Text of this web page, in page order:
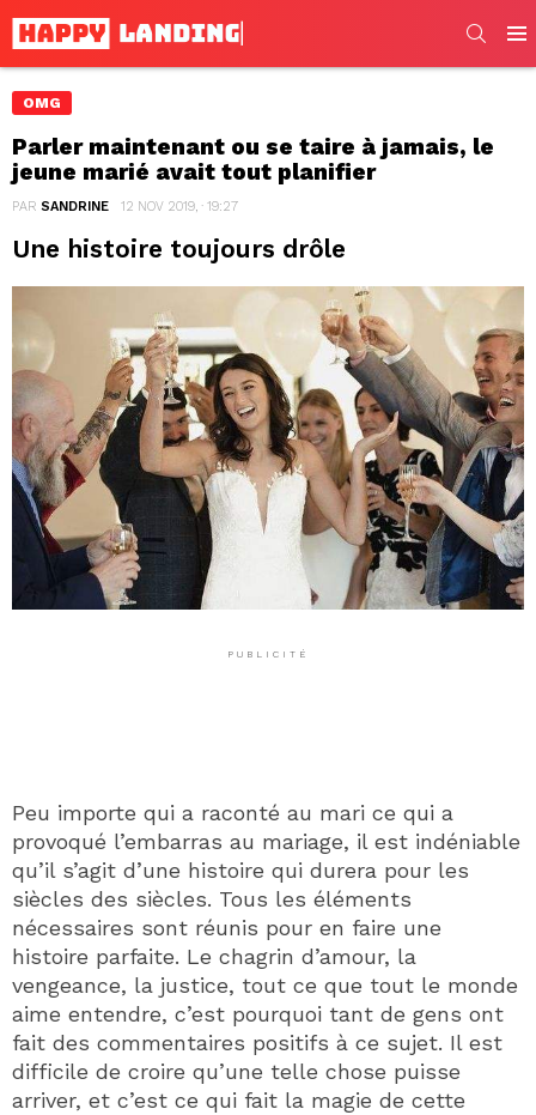
OMG
Parler maintenant ou se taire à jamais, le
jeune marié avait tout planifier
PAR SANDRINE 12 NOV 2019, · 19:27
Une histoire toujours drôle
PUBLICITÉ
Peu importe qui a raconté au mari ce qui a
provoqué l’embarras au mariage, il est indéniable
qu’il s’agit d’une histoire qui durera pour les
siècles des siècles. Tous les éléments
nécessaires sont réunis pour en faire une
histoire parfaite. Le chagrin d’amour, la
vengeance, la justice, tout ce que tout le monde
aime entendre, c’est pourquoi tant de gens ont
fait des commentaires positifs à ce sujet. Il est
difficile de croire qu’une telle chose puisse
arriver, et c’est ce qui fait la magie de cette